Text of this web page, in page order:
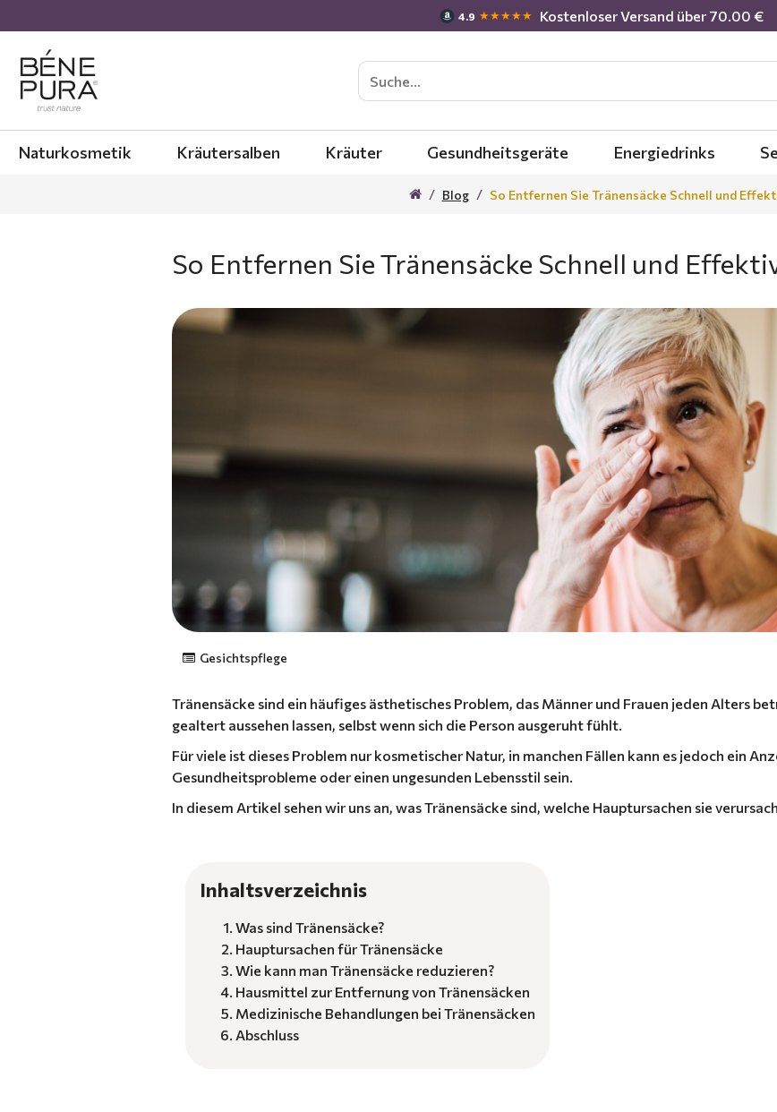
4.9 ★★★★★ Kostenloser Versand über 70.00 €
Naturkosmetik Kräutersalben Kräuter Gesundheitsgeräte Energiedrinks
Blog So Entfernen Sie Tränensäcke Schnell und
So Entfernen Sie Tränensäcke Schnell und
Gesichtspflege
Tränensäcke sind ein häufiges ästhetisches Problem, das Männer und Frauen jeden Alters
gealtert aussehen lassen, selbst wenn sich die Person ausgeruht fühlt.
Für viele ist dieses Problem nur kosmetischer Natur, in manchen Fällen kann es jedoch ein
Gesundheitsprobleme oder einen ungesunden Lebensstil sein.
In diesem Artikel sehen wir uns an, was Tränensäcke sind, welche Hauptursachen sie
Inhaltsverzeichnis
Was sind Tränensäcke?
Hauptursachen für Tränensäcke
Wie kann man Tränensäcke reduzieren?
Hausmittel zur Entfernung von Tränensäcken
Medizinische Behandlungen bei Tränensäcken
Abschluss